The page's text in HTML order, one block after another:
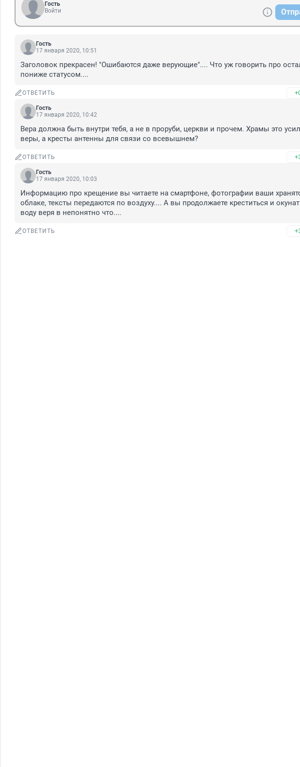
Гость
Войти
Гость
17 января 2020, 10:51
Заголовок прекрасен! "Ошибаются даже верующие".... Что уж говорить про
пониже статусом....
ОТВЕТИТЬ
Гость
17 января 2020, 10:42
Вера должна быть внутри тебя, а не в проруби, церкви и прочем. Храмы это
веры, а кресты антенны для связи со всевышнем?
ОТВЕТИТЬ
Гость
17 января 2020, 10:03
Информацию про крещение вы читаете на смартфоне, фотографии ваши
облаке, тексты передаются по воздуху.... А вы продолжаете креститься и
воду веря в непонятно что....
ОТВЕТИТЬ